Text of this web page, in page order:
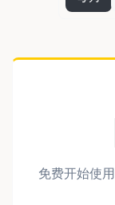
免费开始使